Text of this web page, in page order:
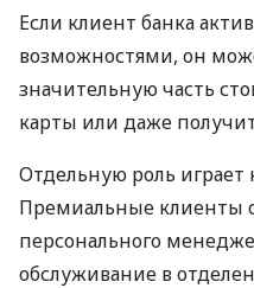
Если клиент банка
возможностями, он
значительную часть
карты или даже
Отдельную роль играет
Премиальные клиенты
персонального
обслуживание в